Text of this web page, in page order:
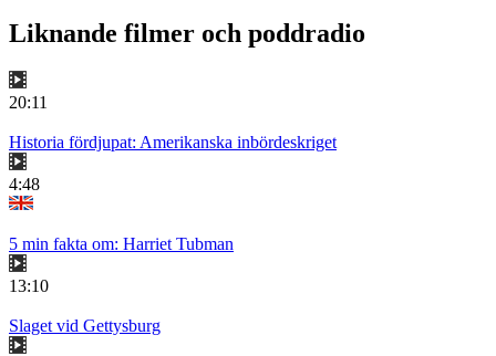
Liknande filmer och poddradio
20:11
Historia fördjupat: Amerikanska inbördeskriget
4:48
5 min fakta om: Harriet Tubman
13:10
Slaget vid Gettysburg